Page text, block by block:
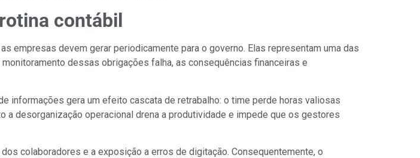
contábil
empresas devem gerar periodicamente para o governo. Elas representam uma das
dessas obrigações falha, as consequências financeiras e
informações gera um efeito cascata de retrabalho: o time perde horas valiosas
desorganização operacional drena a produtividade e impede que os gestores
colaboradores e a exposição a erros de digitação. Consequentemente, o